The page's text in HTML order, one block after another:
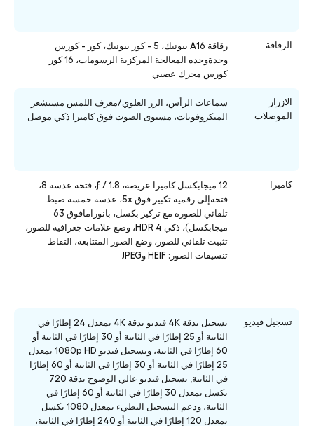
الرقاقة رقاقة A16 بيونيك، 5 - كور بيونيك،كور - كورس
وحدةوحده المعالجة المركزية الرسومات، 16 كور
كورس محرك عصبي
الازرار
الموصلات
سماعات الرأس، الزر العلوي/معرف اللمس مستشعر
الميكروفونات، مستوى الصوت فوق كاميرا ذكي موصل
كاميرا
12 ميجابكسل كاميرا عريضة، ƒ / 1.8، فتحة عدسة 8،
فتحةإلى رقمية تكبير فوق 5x، عدسة خمسة ضبط
تلقائي للصورة مع تركيز بكسل، بانورامافوق 63
ميجابكسل)، ذكي HDR 4، وضع علامات جغرافية للصور،
تثبيت تلقائي للصور، وضع الصور المتتابعة، التقاط
تنسيقات الصور: HEIF وJPEG
تسجيل فيديو
تسجيل بدقة 4K فيديو بدقة 4K بمعدل 24 إطارًا في
الثانية أو 25 إطارًا في الثانية أو 30 إطارًا في الثانية أو
60 إطارًا في الثانية، وتسجيل فيديو 1080p HD بمعدل
25 إطارًا في الثانية أو 30 إطارًا في الثانية أو 60 إطارًا
في الثانية, تسجيل فيديو عالي الوضوح بدقة 720
بكسل بمعدل 30 إطارًا في الثانية أو 60 إطارًا في
الثانية، ودعم التسجيل البطيء بمعدل 1080 بكسل
بمعدل 120 إطارًا في الثانية أو 240 إطارًا في الثانية،